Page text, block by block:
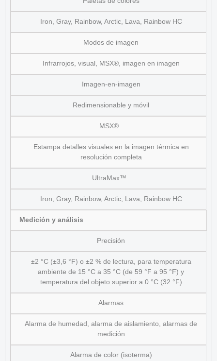
Iron, Gray, Rainbow, Arctic, Lava, Rainbow HC
Modos de imagen
Infrarrojos, visual, MSX®, imagen en imagen
Imagen-en-imagen
Redimensionable y móvil
MSX®
Estampa detalles visuales en la imagen térmica en
resolución completa
UltraMax™
Iron, Gray, Rainbow, Arctic, Lava, Rainbow HC
Medición y análisis
Precisión
±2 °C (±3,6 °F) o ±2 % de lectura, para temperatura
ambiente de 15 °C a 35 °C (de 59 °F a 95 °F) y
temperatura del objeto superior a 0 °C (32 °F)
Alarmas
Alarma de humedad, alarma de aislamiento, alarmas de
medición
Alarma de color (isoterma)